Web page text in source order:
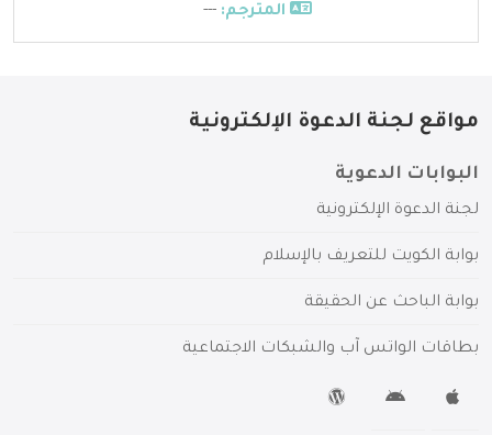
المترجم: ---
مواقع لجنة الدعوة الإلكترونية
البوابات الدعوية
لجنة الدعوة الإلكترونية
بوابة الكويت للتعريف بالإسلام
بوابة الباحث عن الحقيقة
بطاقات الواتس آب والشبكات الاجتماعية